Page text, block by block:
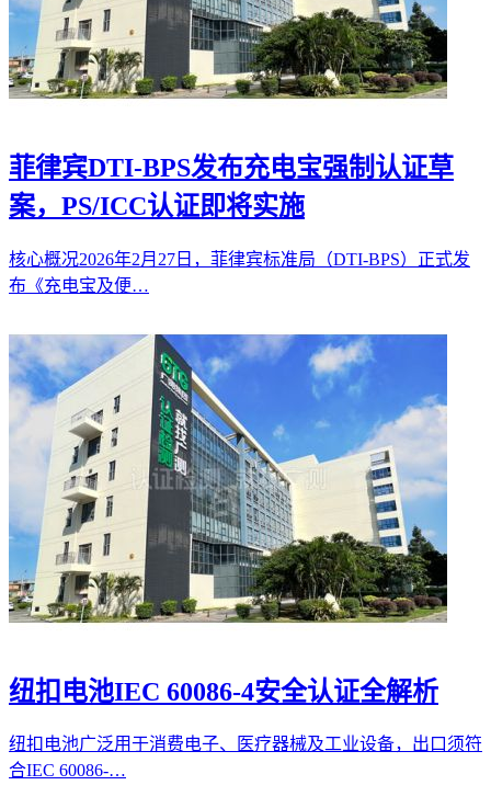
菲律宾DTI-BPS发布充电宝强制认证草
案，PS/ICC认证即将实施
核心概况2026年2月27日，菲律宾标准局（DTI-BPS）正式发
布《充电宝及便…
纽扣电池IEC 60086-4安全认证全解析
纽扣电池广泛用于消费电子、医疗器械及工业设备，出口须符
合IEC 60086-…